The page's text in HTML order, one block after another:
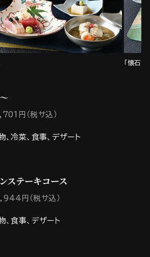
「懐石
円（税サ込）
、冷菜、食事、デザート
ステーキコース
円（税サ込）
、食事、デザート